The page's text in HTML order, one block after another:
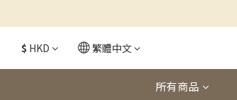
$ HKD 繁體中文
所有商品